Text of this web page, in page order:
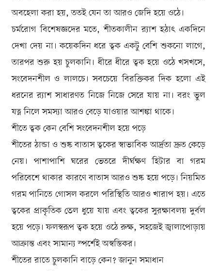
অবহেলা করা হয়, ততই যেন তা আরও জেদি হয়ে ওঠে।
চর্মরোগ বিশেষজ্ঞদের মতে, শীতকালীন র‍্যাশ হঠাৎ একদিনে
দেখা দেয় না। কয়েকদিন ধরে ত্বক একটু বেশি শুকনো লাগে,
তারপর শুরু হয় চুলকানি। ধীরে ধীরে ত্বক হয়ে ওঠে খসখসে,
সংবেদনশীল ও লালচে। সবচেয়ে বিরক্তিকর দিক হলো এই
ধরনের র‍্যাশ সাধারণত নিজে নিজে সেরে যায় না। বরং ভুল
যত্ন নিলে সমস্যা আরও বেড়ে যাওয়ার আশঙ্কা থাকে।
শীতে ত্বক কেন বেশি সংবেদনশীল হয়ে পড়ে
শীতের ঠান্ডা ও শুষ্ক বাতাস ত্বকের স্বাভাবিক আর্দ্রতা দ্রুত কেড়ে
নেয়। পাশাপাশি ঘরের ভেতরে দীর্ঘক্ষণ হিটার বা গরম
পরিবেশে থাকার কারণে বাতাস আরও শুষ্ক হয়ে পড়ে। নিয়মিত
গরম পানিতে গোসল করলে পরিস্থিতি আরও খারাপ হয়। এতে
ত্বকের প্রাকৃতিক তেল ধুয়ে যায় এবং ত্বকের সুরক্ষাবলয় দুর্বল
হয়ে পড়ে। ফলস্বরূপ ত্বক হয়ে ওঠে রুক্ষ, সহজেই জ্বালাপোড়ায়
আক্রান্ত এবং সামান্য স্পর্শেই অস্বস্তিকর।
শীতের রাতে চুলকানি বাড়ে কেন? জানুন সমাধান